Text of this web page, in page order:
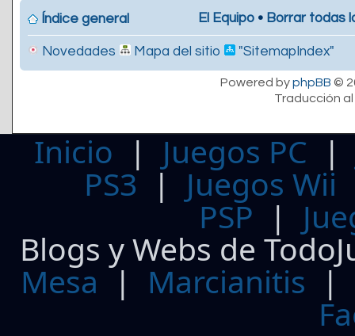
Índice general El Equipo • Borrar todas
Novedades Mapa del sitio "SitemapIndex"
Powered byphpBB ©
Traducción
Inicio | Juegos PC
PS3| Juegos Wii
PSP |
Blogs y Webs de
Mesa | Marcianitis |